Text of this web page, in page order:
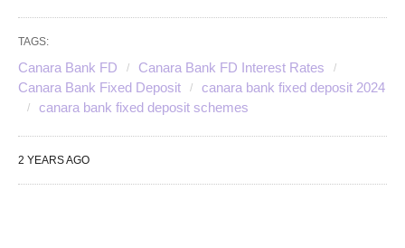
TAGS:
Canara Bank FD
Canara Bank FD Interest Rates
Canara Bank Fixed Deposit
canara bank fixed deposit 2024
canara bank fixed deposit schemes
2 YEARS AGO